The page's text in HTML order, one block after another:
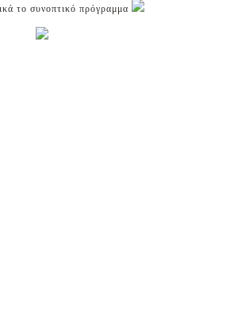
το συνοπτικό πρόγραμμα